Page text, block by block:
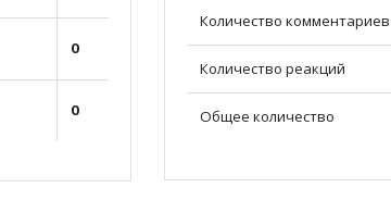
0
0
Количество
Количество реакций
Общее количество